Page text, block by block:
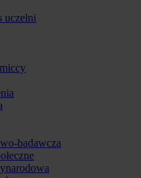
uczelni
badawcza